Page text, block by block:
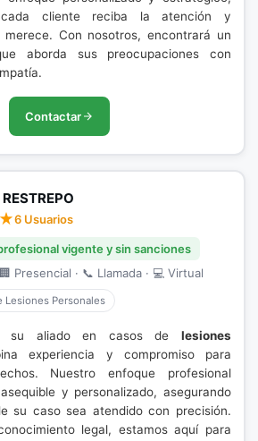
cada cliente reciba la atención y
merece. Con nosotros, encontrará un
aborda sus preocupaciones con
Contactar
6 Usuarios
vigente y sin sanciones
Presencial · 📞 Llamada · 💻 Virtual
Lesiones Personales
su aliado en casos de lesiones
experiencia y compromiso para
Nuestro enfoque profesional
y personalizado, asegurando
su caso sea atendido con precisión.
legal, estamos aquí para